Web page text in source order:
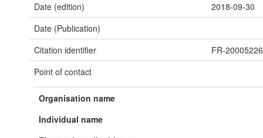
Date (edition)
2018-09-30
Date (Publication)
Citation identifier
FR-
Point of contact
Organisation name
Individual name